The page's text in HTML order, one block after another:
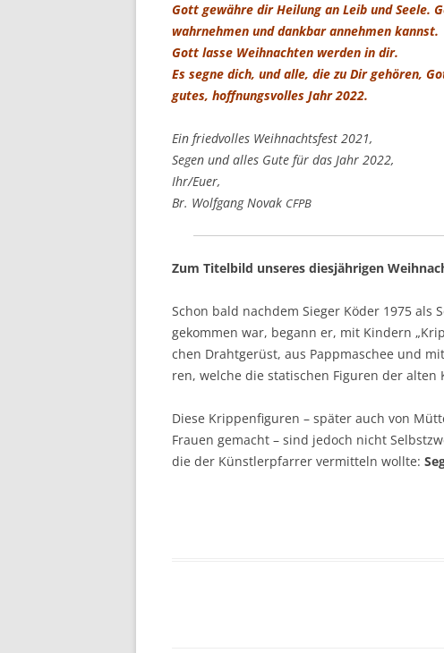
Gott gewäh­re dir Hei­lung an Leib und See­le.
wahr­neh­men und dank­bar anneh­men kannst.
Gott las­se Weih­nach­ten wer­den in dir.
Es seg­ne dich, und alle, die zu Dir gehö­ren,
gutes, hoff­nungs­vol­les Jahr 2022.
Ein fried­vol­les Weih­nachts­fest 2021,
Segen und alles Gute für das Jahr 2022,
Ihr/Euer,
Br. Wolf­gang Novak CFPB
Zum Titel­bild unse­res dies­jäh­ri­gen
Schon bald nach­dem Sie­ger Köder 1975 als
gekom­men war, begann er, mit Kin­dern
chen Draht­ge­rüst, aus Papp­ma­schee und
ren, wel­che die sta­ti­schen Figu­ren der
Die­se Krip­pen­fi­gu­ren – spä­ter auch von
Frau­en gemacht – sind jedoch nicht
die der Künst­ler­pfar­rer ver­mit­teln woll­te: